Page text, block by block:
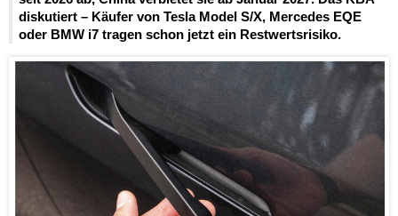
diskutiert – Käufer von Tesla Model S/X, Mercedes EQE
oder BMW i7 tragen schon jetzt ein Restwertsrisiko.